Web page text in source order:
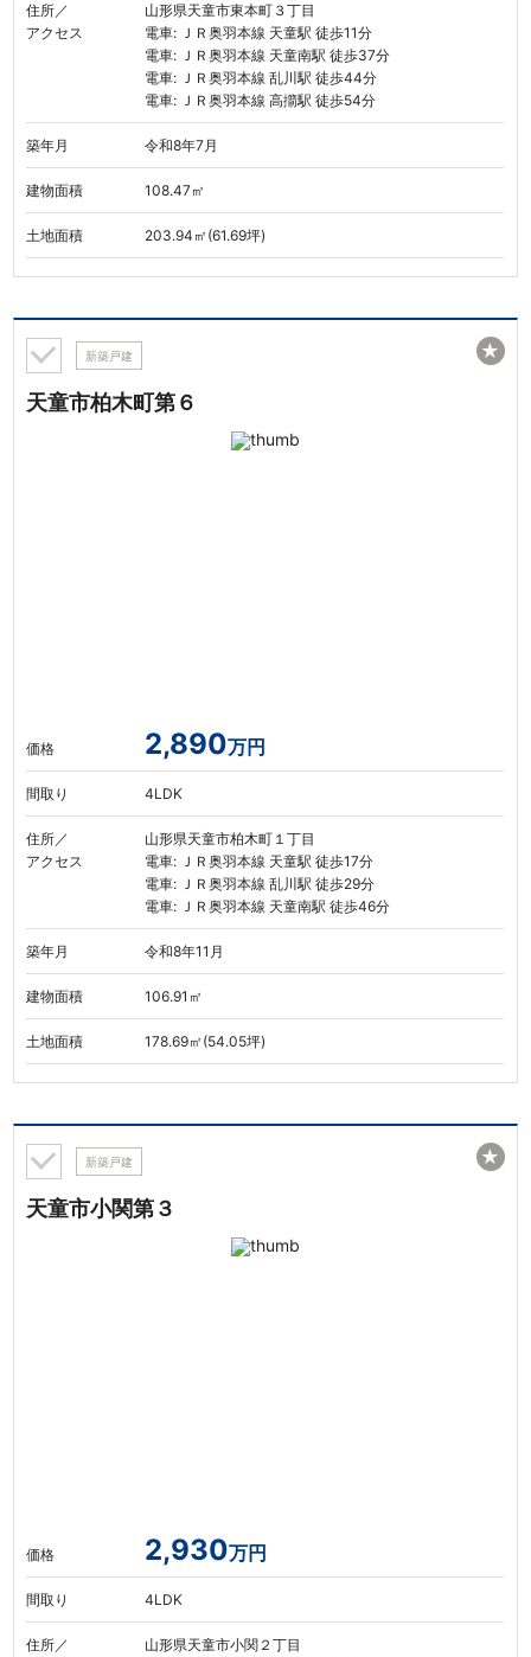
住所／
アクセス
山形県天童市東本町３丁目
電車: ＪＲ奥羽本線 天童駅 徒歩11分
電車: ＪＲ奥羽本線 天童南駅 徒歩37分
電車: ＪＲ奥羽本線 乱川駅 徒歩44分
電車: ＪＲ奥羽本線 高擶駅 徒歩54分
築年月 令和8年7月
建物面積 108.47㎡
土地面積 203.94㎡(61.69坪)
新築戸建
天童市柏木町第６
価格 2,890万円
間取り 4LDK
住所／
アクセス
山形県天童市柏木町１丁目
電車: ＪＲ奥羽本線 天童駅 徒歩17分
電車: ＪＲ奥羽本線 乱川駅 徒歩29分
電車: ＪＲ奥羽本線 天童南駅 徒歩46分
築年月 令和8年11月
建物面積 106.91㎡
土地面積 178.69㎡(54.05坪)
★
新築戸建
天童市小関第３
価格 2,930万円
間取り 4LDK
住所／
山形県天童市小関２丁目
★